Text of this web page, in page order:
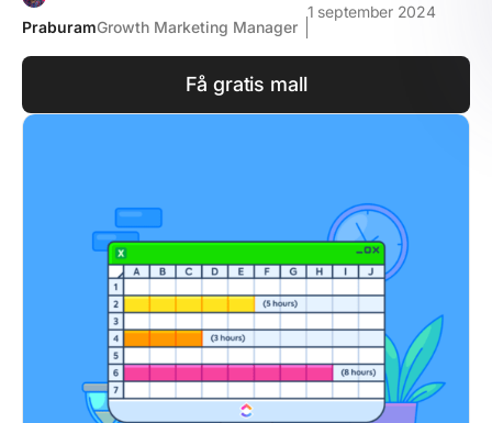
PraburamGrowth Marketing Manager
1 september 2024
Få gratis mall